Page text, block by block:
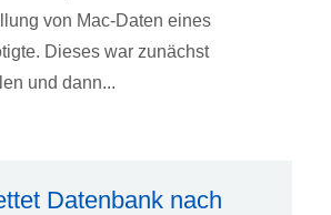
von Mac-Daten eines
Dieses war zunächst
und dann...
Datenbank nach